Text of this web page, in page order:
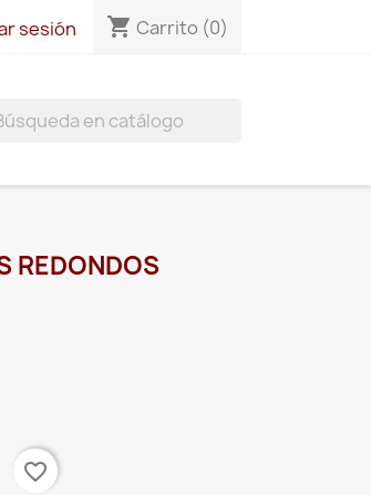
sesión shopping_cart Carrito (0)
REDONDOS
favorite_border